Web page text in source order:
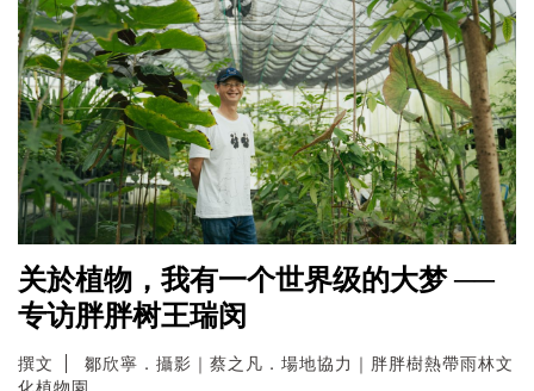
关於植物，我有一个世界级的大梦 ──
专访胖胖树王瑞闵
撰文
鄒欣寧．攝影｜蔡之凡．場地協力｜胖胖樹熱帶雨林文
化植物園